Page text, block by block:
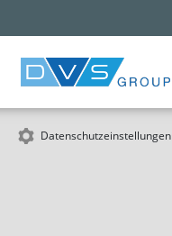
Datenschutzeinstellungen